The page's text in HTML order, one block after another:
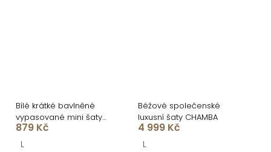
Bílé krátké bavlněné
vypasované mini šaty
LULLIS
879 Kč
L
Béžové společenské
luxusní šaty CHAMBA
4 999 Kč
L